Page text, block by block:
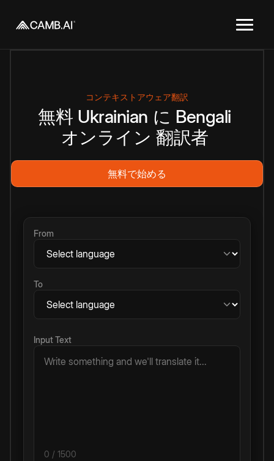
コンテキストアウェア翻訳
無料 Ukrainian に Bengali
オンライン 翻訳者
無料で始める
From
To
Input Text
0 / 1500